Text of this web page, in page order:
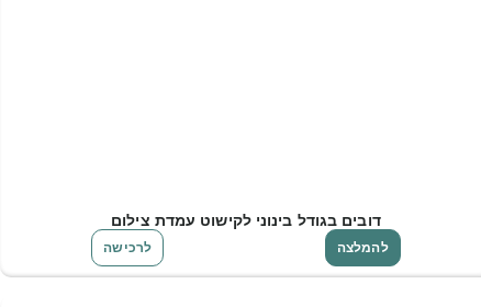
דובים בגודל בינוני לקישוט עמדת צילום
להמלצה לרכישה